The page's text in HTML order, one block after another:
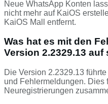
Neue WhatsApp Konten
nicht mehr auf KaiOS
KaiOS Mall entfernt.
Was hat es mit den
Version 2.2329.13 auf
Die Version 2.2329.13
und Fehlermeldungen. Dies
Neuregistrierungen